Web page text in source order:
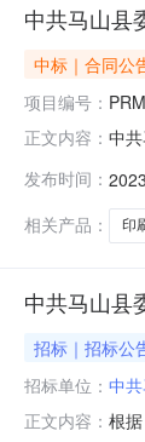
中共马山县
中标｜合同公
项目编号：
正文内容： 中
合
发布时间：
相关产品：
印
中共马山县
招标｜招标公
招标单位： 中
正文内容： 根